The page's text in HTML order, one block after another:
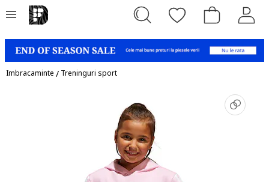
Imbracaminte / Treninguri sport